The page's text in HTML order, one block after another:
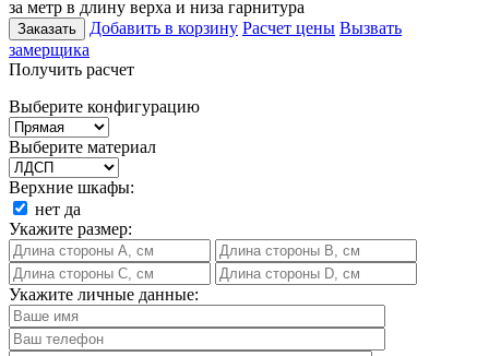
за метр в длину верха и низа гарнитура
Заказать Добавить в корзину Расчет цены Вызвать
замерщика
Получить расчет
Выберите конфигурацию
Выберите материал
Верхние шкафы:
нет да
Укажите размер:
Укажите личные данные: